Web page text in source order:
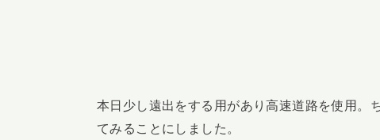
本日少し遠出をする用があり高速道路を使用。
てみることにしました。